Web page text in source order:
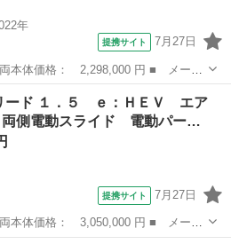
年
提携サイト 7月27日
ードハイブリッド ■ グレード
ーホンダセンシング 衝突被害軽減シ
ド
ード １．５ ｅ：ＨＥＶ エア
側電動スライド 電動パー…
提携サイト 7月27日
リード ■ グレード名： １．５